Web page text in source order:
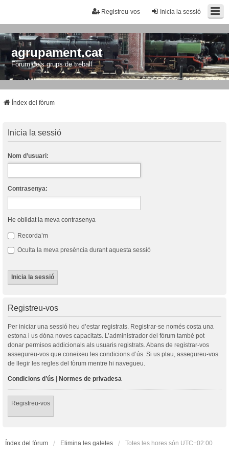
Inicia la sessió
Registreu-vos
agrupament.cat
Fòrum dels grups de treball
Índex del fòrum
Inicia la sessió
Nom d’usuari:
Contrasenya:
He oblidat la meva contrasenya
Recorda’m
Oculta la meva presència durant aquesta sessió
Registreu-vos
Per iniciar una sessió heu d’estar registrats. Registrar-se només costa una
estona i us dóna noves capacitats. L’administrador del fòrum també pot
donar permisos addicionals als usuaris registrats. Abans de registrar-vos
assegureu-vos que coneixeu les condicions d’ús. Si us plau, assegureu-vos
de llegir les regles del fòrum mentre hi navegueu.
Condicions d’ús | Normes de privadesa
Registreu-vos
Índex del fòrum Elimina les galetes Totes les hores són UTC+02:00